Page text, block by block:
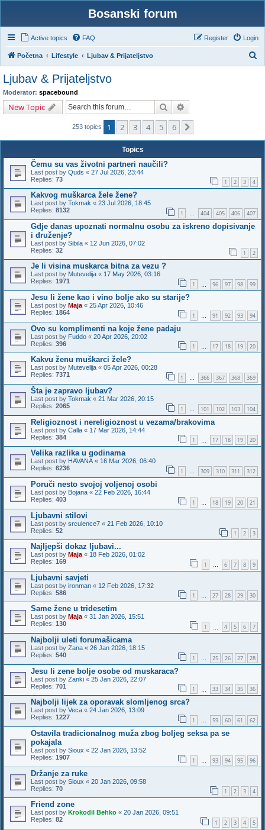
Bosanski forum
Active topics FAQ Login
Register
Početna Lifestyle Ljubav & Prijateljstvo
Ljubav & Prijateljstvo
Moderator: spacebound
New Topic Search
253 topics 1 2 3 4 5 6
Topics
Čemu su vas životni partneri naučili?
Last post by Quds « 27 Jul 2026, 23:44
Replies: 73 1 2 3 4
Kakvog muškarca žele žene?
Last post by Tokmak « 23 Jul 2026, 18:45
Replies: 8132 1 … 404 405 406 407
Gdje danas upoznati normalnu osobu za iskreno dopisivanje
i druženje?
Last post by Sibila « 12 Jun 2026, 07:02
Replies: 32 1 2
Je li visina muskarca bitna za vezu ?
Last post by Mutevelija « 17 May 2026, 03:16
Replies: 1971 1 96 97 98 99
Jesu li žene kao i vino bolje ako su starije?
Last post by Maja « 25 Apr 2026, 10:46
Replies: 1864 1 … 91 92 93 94
Ovo su komplimenti na koje žene padaju
Last post by Fuddo « 20 Apr 2026, 20:02
Replies: 396 1 17 18 19 20
Kakvu ženu muškarci žele?
Last post by Mutevelija « 05 Apr 2026, 00:28
Replies: 7371 1 … 366 367 368 369
Šta je zapravo ljubav?
Last post by Tokmak « 21 Mar 2026, 20:15
Replies: 2065 1 … 101 102 103 104
Religioznost i nereligioznost u vezama/brakovima
Last post by Calla « 17 Mar 2026, 14:44
Replies: 384 1 17 18 19 20
Velika razlika u godinama
Last post by HAVANA « 16 Mar 2026, 06:40
Replies: 6236 1 … 309 310 311 312
Poruči nesto svojoj voljenoj osobi
Last post by Bojana « 22 Feb 2026, 16:44
Replies: 403 1 … 18 19 20 21
Ljubavni stilovi
Last post by srculence7 « 21 Feb 2026, 10:10
Replies: 52 1 2 3
Najljepši dokaz ljubavi...
Last post by Maja « 18 Feb 2026, 01:02
Replies: 169 1 … 6 7 8 9
Ljubavni savjeti
Last post by ironman « 12 Feb 2026, 17:32
Replies: 586 1 27 28 29 30
Same žene u tridesetim
Last post by Maja« 31 Jan 2026, 15:51
Replies: 130 1 4 5 6 7
Najbolji uleti forumašicama
Last post by Zana « 26 Jan 2026, 18:15
Replies: 540 1 … 25 26 27 28
Jesu li zene bolje osobe od muskaraca?
Last post by Zanki « 25 Jan 2026, 22:07
Replies: 701 1 33 34 35 36
Najbolji lijek za oporavak slomljenog srca?
Last post by Veca « 24 Jan 2026, 13:09
Replies: 1227 1 … 59 60 61 62
Ostavila tradicionalnog muža zbog boljeg seksa pa se
pokajala
Last post by Sioux « 22 Jan 2026, 13:52
Replies: 1907 1 … 93 94 95 96
Držanje za ruke
Last post by Sioux « 20 Jan 2026, 09:58
Replies: 70 1 2 3 4
Friend zone
Last post by Krokodil Behko « 20 Jan 2026, 09:51
Replies: 82 1 2 3 4 5